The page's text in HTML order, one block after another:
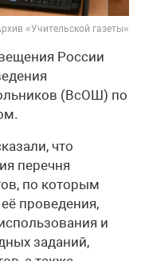
«Учительской газеты»
России
(ВсОШ) по
что
перечня
по которым
проведения,
и
заданий,